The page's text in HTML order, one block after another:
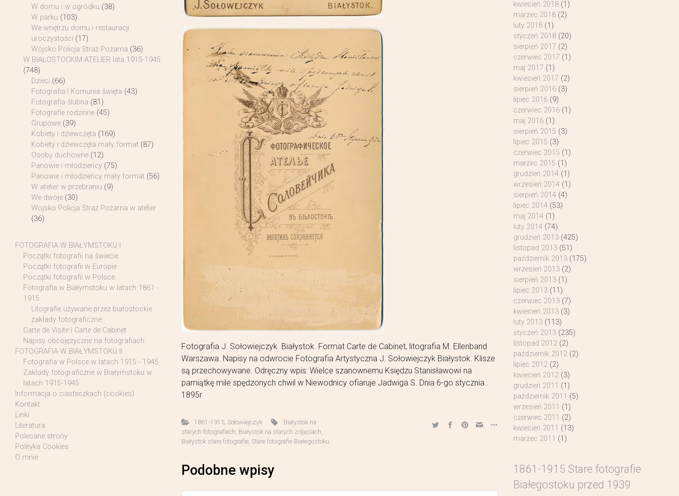
Fotografia J. Sołowiejczyk Białystok. Format Carte de Cabinet, litografia M. Ellenband
Warszawa. Napisy na odwrocie Fotografia Artystyczna J. Sołowiejczyk Białystok. Klisze
są przechowywane. Odręczny wpis: Wielce szanownemu Księdzu Stanisławowi na
pamiątkę mile spędzonych chwil w Niewodnicy ofiaruje Jadwiga S. Dnia 6-go stycznia
1895r
1861-1915 Sołowiejczyk
Białystok na
starych fotografiach Białystok na starych zdjęciach
Białystok stare fotografie, Stare fotografie Białegostoku
Podobne wpisy
W domu i w ogródku (38)
W parku (103)
We wnętrzu domu i restauracji
uroczystości (17)
Wojsko Policja Straż Pożarna (36)
W BIAŁOSTOCKIM ATELIER lata 1915-1945
(748)
Dzieci (66)
Fotografia I Komunia święta (43)
Fotografia ślubna (81)
Fotografie rodzinne (45)
Grupowe (39)
Kobiety i dziewczęta (169)
Kobiety i dziewczęta mały format (87)
Osoby duchowne (12)
Panowie i młodzieńcy (75)
Panowie i młodzieńcy mały format (56)
W atelier w przebraniu (9)
We dwoje (30)
Wojsko Policja Straż Pożarna w atelier
(36)
FOTOGRAFIA W BIAŁYMSTOKU I
Początki fotografii na świecie
Początki fotografii w Europie
Początki fotografii w Polsce
Fotografia w Białymstoku w latach 1861 -
1915
Litografie używane przez białostockie
zakłady fotograficzne
Carte de Visite i Carte de Cabinet
Napisy obcojęzyczne na fotografiach
FOTOGRAFIA W BIAŁYMSTOKU II
Fotografia w Polsce w latach 1915 - 1945
Zakłady fotograficzne w Białymstoku w
latach 1915-1945
Informacja o ciasteczkach (cookies)
Kontakt
Linki
Literatura
Polecane strony
Polityka Cookies
O mnie
kwiecień 2018(1)
marzec 2018(2)
luty 2018(1)
styczeń 2018(20)
sierpień 2017 (2)
czerwiec 2017 (1)
maj 2017 (1)
kwiecień 2017 (2)
sierpień 2016(3)
lipiec 2016(9)
czerwiec 2016(1)
maj 2016(1)
sierpień 2015 (3)
lipiec 2015 (3)
czerwiec 2015 (1)
marzec 2015 (1)
grudzień 2014(1)
wrzesień 2014(1)
sierpień 2014(4)
lipiec 2014(53)
maj 2014(1)
luty 2014(74)
grudzień 2013(425)
listopad 2013(51)
październik 2013(175)
wrzesień 2013(2)
sierpień 2013(1)
lipiec 2013(11)
czerwiec 2013(7)
kwiecień 2013(3)
luty 2013(113)
styczeń 2013(235)
listopad 2012(2)
październik 2012(2)
lipiec 2012(2)
kwiecień 2012(3)
grudzień 2011 (1)
październik 2011 (5)
wrzesień 2011 (1)
czerwiec 2011 (2)
kwiecień 2011 (13)
marzec 2011 (1)
1861-1915 Stare fotografie
Białegostoku przed 1939